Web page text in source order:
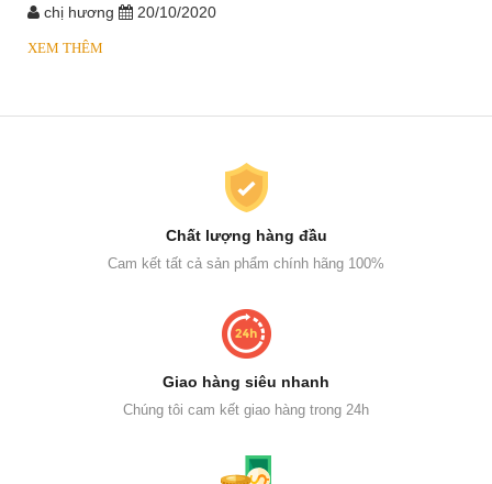
chị hương 20/10/2020
XEM THÊM
Chất lượng hàng đầu
Cam kết tất cả sản phẩm chính hãng 100%
Giao hàng siêu nhanh
Chúng tôi cam kết giao hàng trong 24h